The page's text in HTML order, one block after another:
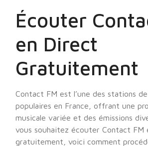
Écouter
en Direct
Gratuitement
Contact FM est l’une des stations
populaires en France, offrant une
musicale variée et des émissions
vous souhaitez écouter Contact FM
gratuitement, voici comment